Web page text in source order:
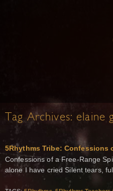
Tag Archives: elaine
5Rhythms Tribe: Confessions
Confessions of a Free-Range
alone I have cried Silent tears,